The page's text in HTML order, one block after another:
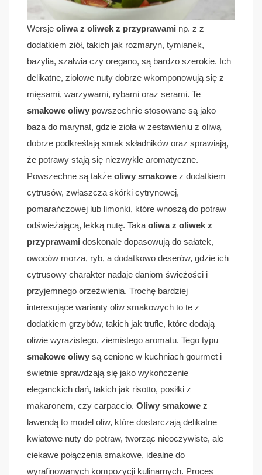
Wersje oliwa z oliwek z przyprawami np. z z
dodatkiem ziół, takich jak rozmaryn, tymianek,
bazylia, szałwia czy oregano, są bardzo szerokie. Ich
delikatne, ziołowe nuty dobrze wkomponowują się z
mięsami, warzywami, rybami oraz serami. Te
smakowe oliwy powszechnie stosowane są jako
baza do marynat, gdzie zioła w zestawieniu z oliwą
dobrze podkreślają smak składników oraz sprawiają,
że potrawy stają się niezwykle aromatyczne.
Powszechne są także oliwy smakowe z dodatkiem
cytrusów, zwłaszcza skórki cytrynowej,
pomarańczowej lub limonki, które wnoszą do potraw
odświeżającą, lekką nutę. Taka oliwa z oliwek z
przyprawami doskonale dopasowują do sałatek,
owoców morza, ryb, a dodatkowo deserów, gdzie ich
cytrusowy charakter nadaje daniom świeżości i
przyjemnego orzeźwienia. Trochę bardziej
interesujące warianty oliw smakowych to te z
dodatkiem grzybów, takich jak trufle, które dodają
oliwie wyrazistego, ziemistego aromatu. Tego typu
smakowe oliwy są cenione w kuchniach gourmet i
świetnie sprawdzają się jako wykończenie
eleganckich dań, takich jak risotto, posiłki z
makaronem, czy carpaccio. Oliwy smakowe z
lawendą to model oliw, które dostarczają delikatne
kwiatowe nuty do potraw, tworząc nieoczywiste, ale
ciekawe połączenia smakowe, idealne do
wyrafinowanych kompozycji kulinarnych. Proces